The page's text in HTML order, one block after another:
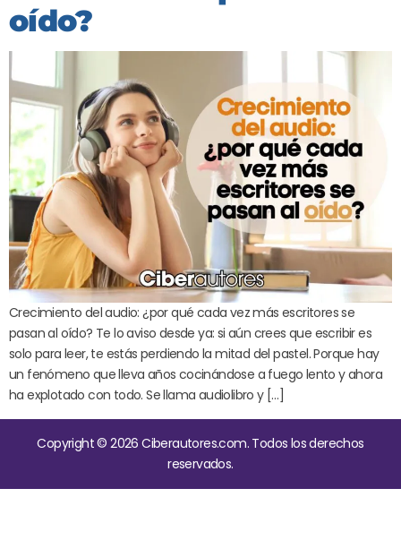
oído?
Crecimiento del audio: ¿por qué cada vez más escritores se
pasan al oído? Te lo aviso desde ya: si aún crees que escribir es
solo para leer, te estás perdiendo la mitad del pastel. Porque hay
un fenómeno que lleva años cocinándose a fuego lento y ahora
ha explotado con todo. Se llama audiolibro y […]
Copyright © 2026 Ciberautores.com. Todos los derechos
reservados.